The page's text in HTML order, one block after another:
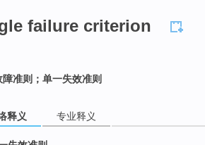
failure criterion
障准则；单一失效准则
释义 专业释义